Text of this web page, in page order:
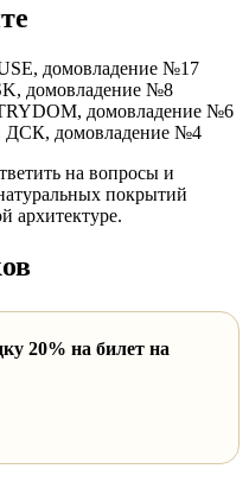
домовладение №17
домовладение №8
домовладение №6
домовладение №4
на вопросы и
покрытий
архитектуре.
20% на билет на